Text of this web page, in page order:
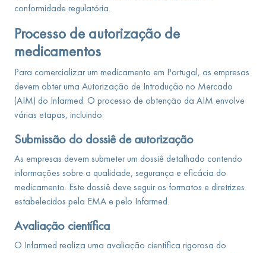
conformidade regulatória.
Processo de autorização de
medicamentos
Para comercializar um medicamento em Portugal, as empresas
devem obter uma Autorização de Introdução no Mercado
(AIM) do Infarmed. O processo de obtenção da AIM envolve
várias etapas, incluindo:
Submissão do dossiê de autorização
As empresas devem submeter um dossiê detalhado contendo
informações sobre a qualidade, segurança e eficácia do
medicamento. Este dossiê deve seguir os formatos e diretrizes
estabelecidos pela EMA e pelo Infarmed.
Avaliação científica
O Infarmed realiza uma avaliação científica rigorosa do